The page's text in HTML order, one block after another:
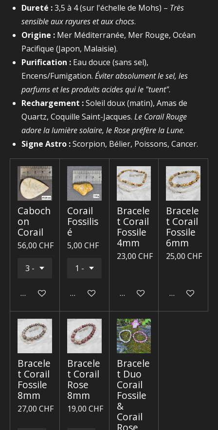
Dureté :3,5 à 4 (sur l'échelle de Mohs) – Très
sensible aux rayures et aux chocs.
Origine : Mer Méditerranée, Mer Rouge, Océan
Pacifique (Japon, Malaisie).
Purification : Eau douce (sans sel),
Encens/Fumigation. Éviter absolument le sel, les
parfums et les produits acides qui le "tuent".
Rechargement :Soleil doux (matin), Amas de
Quartz, Coquille Saint-Jacques. Le Corail Rouge
adore la lumière solaire, le Rose préfère la Lune.
Signe Astro :Scorpion, Bélier, Poissons, Cancer.
Caboch
on
Corail
56,00 CHF
Ajouter au panier
Corail
Fossilis
é
5,00 CHF
Ajouter au panier
Bracele
t Corail
Fossile
4mm
23,00 CHF
Ajouter au panier
Bracele
t Corail
Fossile
6mm
25,00 CHF
Ajouter au
Bracele
t Corail
Fossile
8mm
27,00 CHF
Bracele
t Corail
Rose
8mm
19,00 CHF
Bracele
t Duo
Corail
Fossile
&
Corail
Rose